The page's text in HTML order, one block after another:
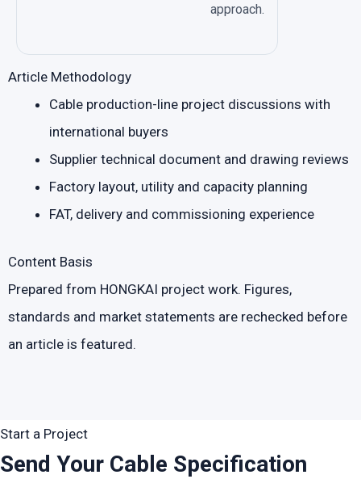
approach.
Article Methodology
Cable production-line project discussions with
international buyers
Supplier technical document and drawing reviews
Factory layout, utility and capacity planning
FAT, delivery and commissioning experience
Content Basis
Prepared from HONGKAI project work. Figures,
standards and market statements are rechecked before
an article is featured.
Start a Project
Send Your Cable Specification